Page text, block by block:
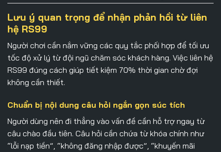
Lưu ý quan trọng để nhận phản hồi từ liên
hệ RS99
Người chơi cần nắm vững các quy tắc phối hợp để tối ưu
tốc độ xử lý từ đội ngũ chăm sóc khách hàng. Việc liên hệ
RS99 đúng cách giúp tiết kiệm 70% thời gian chờ đợi
không cần thiết.
Chuẩn bị nội dung câu hỏi ngắn gọn súc tích
Người dùng nên đi thẳng vào vấn đề cần hỗ trợ ngay từ
câu chào đầu tiên. Câu hỏi cần chứa từ khóa chính như
“lỗi nạp tiền”, “không đăng nhập được”, “khuyến mãi